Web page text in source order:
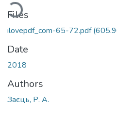
Files
ilovepdf_com-65-72.pdf
Date
2018
Authors
Заєць, Р. А.